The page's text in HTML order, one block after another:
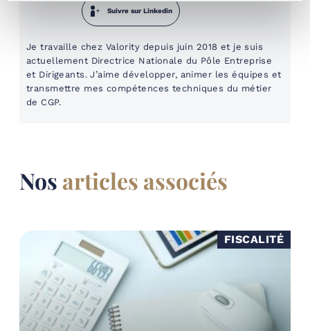
Suivre sur Linkedin
Je travaille chez Valority depuis juin 2018 et je suis
actuellement Directrice Nationale du Pôle Entreprise
et Dirigeants. J’aime développer, animer les équipes et
transmettre mes compétences techniques du métier
de CGP.
Nos articles associés
FISCALITÉ